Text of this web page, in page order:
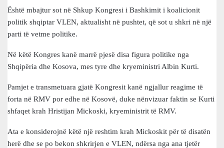
Është mbajtur sot në Shkup Kongresi i Bashkimit i koalicionit
politik shqiptar VLEN, aktualisht në pushtet, që sot u shkri në një
parti të vetme politike.
Në këtë Kongres kanë marrë pjesë disa figura politike nga
Shqipëria dhe Kosova, mes tyre dhe kryeministri Albin Kurti.
Pamjet e transmetuara gjatë Kongresit kanë ngjallur reagime të
forta në RMV por edhe në Kosovë, duke nënvizuar faktin se Kurti
shfaqet krah Hristijan Mickoski, kryeministrit të RMV.
Ata e konsiderojnë këtë një reshtim krah Mickoskit për të disatën
herë dhe se po bekon shkrirjen e VLEN, ndërsa nga ana tjetër